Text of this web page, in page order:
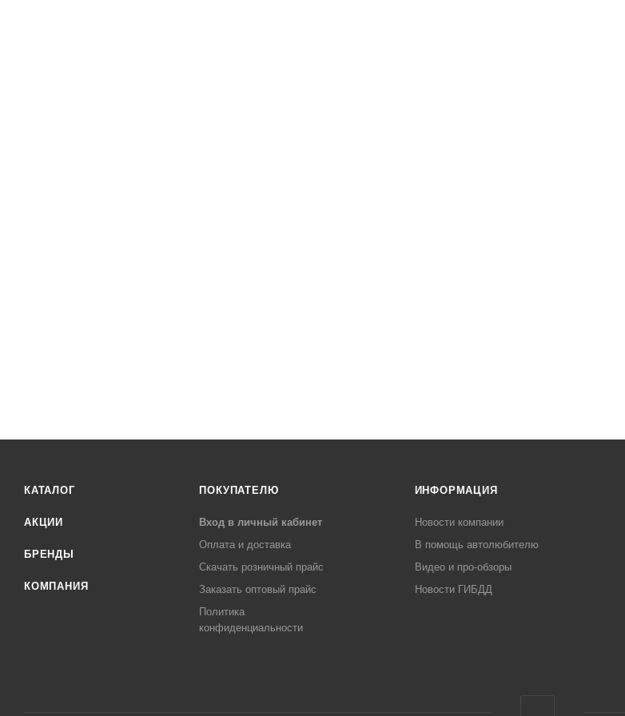
КАТАЛОГ
АКЦИИ
БРЕНДЫ
КОМПАНИЯ
ПОКУПАТЕЛЮ
Вход в личный кабинет
Оплата и доставка
Скачать розничный прайс
Заказать оптовый прайс
Политика
конфиденциальности
ИНФОРМАЦИЯ
Новости компании
В помощь автолюбителю
Видео и про-обзоры
Новости ГИБДД